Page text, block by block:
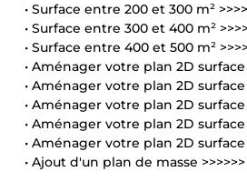
• Surface entre 200 et 300 m²
• Surface entre 300 et 400 m²
• Surface entre 400 et 500 m²
• Aménager votre plan 2D surface
• Aménager votre plan 2D surface
• Aménager votre plan 2D
• Aménager votre plan 2D
• Aménager votre plan 2D
• Ajout d'un plan de masse >>>>>>